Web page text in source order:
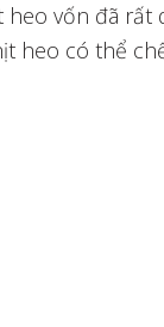
vốn đã rất
heo có thể